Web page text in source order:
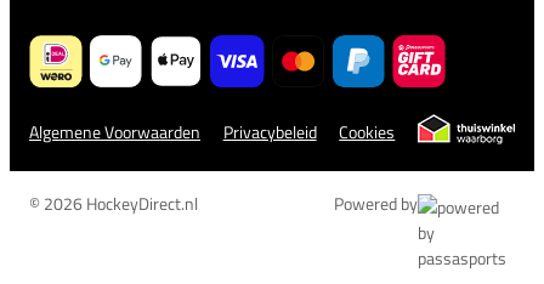
Algemene Voorwaarden Privacybeleid Cookies
© 2026 HockeyDirect.nl Powered by